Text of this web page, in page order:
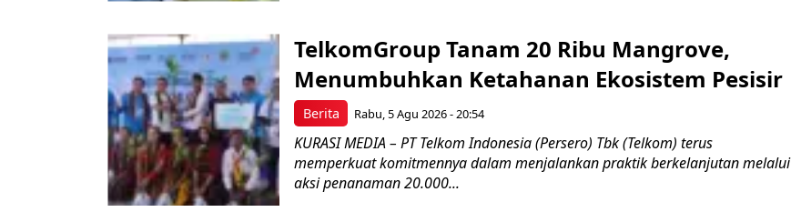
Berita
TelkomGroup Tanam 20 Ribu Mangrove,
Menumbuhkan Ketahanan Ekosistem Pesisir
Rabu, 5 Agu 2026 - 20:54
KURASI MEDIA – PT Telkom Indonesia (Persero) Tbk (Telkom) terus
memperkuat komitmennya dalam menjalankan praktik berkelanjutan melalui
aksi penanaman 20.000...